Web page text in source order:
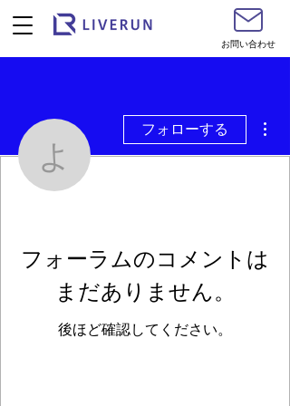
お問い合わせ
よしぼ〜
フォローする
フォーラムのコメントは
まだありません。
後ほど確認してください。